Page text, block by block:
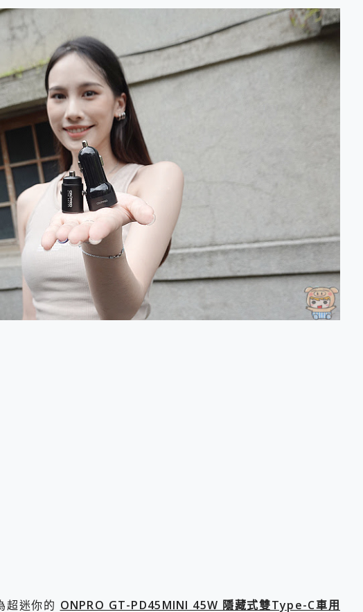
70 pro 及 moto g37 power上市，登錄在送飛利浦氣炸鍋
Soundcore Liberty 5 Pro Max，有螢幕的耳機會是智商稅嗎?
面應援 Me Time，加碼愛奇藝黃金雙周卡體驗，專案價最低 NT$0 起
超迷你的 ONPRO GT-PD45MINI 45W 隱藏式雙Type-C車用